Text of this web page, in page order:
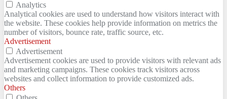
Analytics
Analytical cookies are used to understand how visitors interact with
the website. These cookies help provide information on metrics the
number of visitors, bounce rate, traffic source, etc.
Advertisement
Advertisement
Advertisement cookies are used to provide visitors with relevant ads
and marketing campaigns. These cookies track visitors across
websites and collect information to provide customized ads.
Others